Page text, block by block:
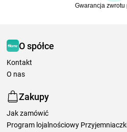
Gwarancja zwrotu
O spółce
Kontakt
O nas
Zakupy
Jak zamówić
Program lojalnościowy